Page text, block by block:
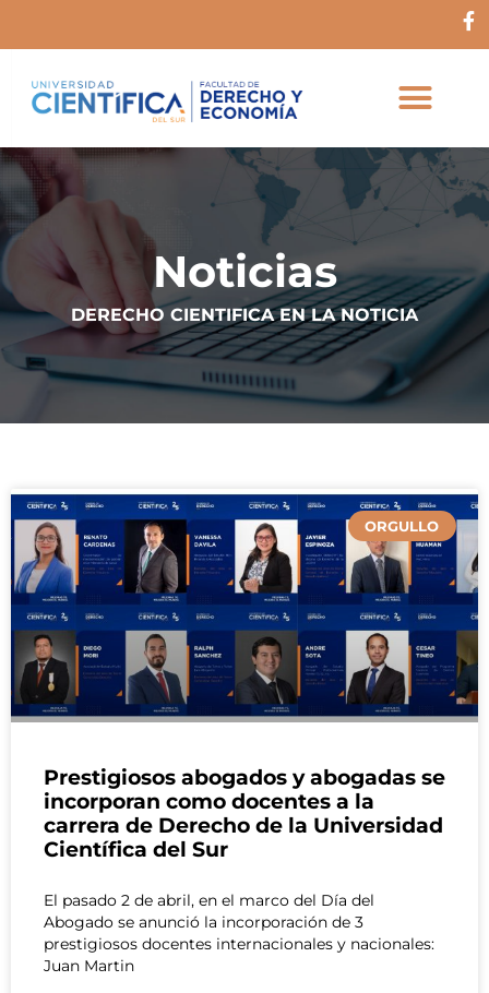
F
f
Noticias
DERECHO CIENTIFICA EN LA NOTICIA
ORGULLO
Prestigiosos abogados y abogadas se
incorporan como docentes a la
carrera de Derecho de la Universidad
Científica del Sur
El pasado 2 de abril, en el marco del Día del
Abogado se anunció la incorporación de 3
prestigiosos docentes internacionales y nacionales:
Juan Martin
Página
PáginaPáginaPáginaPáginaPáginaPáginaPáginaPáginaPáginaPáginaPáginaPáginaPáginaPáginaPágina
PáginaPáginaPáginaPáginaPáginaPáginaPáginaPáginaPáginaPáginaPáginaPágina